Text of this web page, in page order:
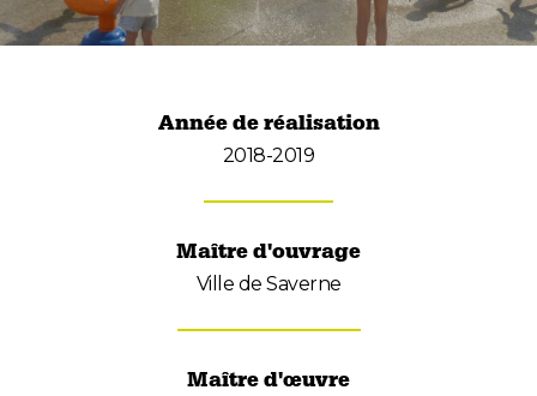
Année de réalisation
2018-2019
Maître d'ouvrage
Ville de Saverne
Maître d'œuvre